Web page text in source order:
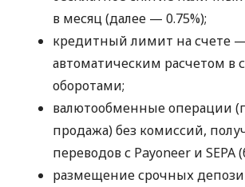
в месяц (далее — 0.75%);
кредитный лимит на счете
автоматическим расчетом в
оборотами;
валютообменные операции
продажа) без комиссий,
переводов с Payoneer и SEPA
размещение срочных